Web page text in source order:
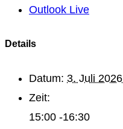
Outlook Live
Details
Datum: 3. Juli 2026
Zeit:
15:00 -16:30